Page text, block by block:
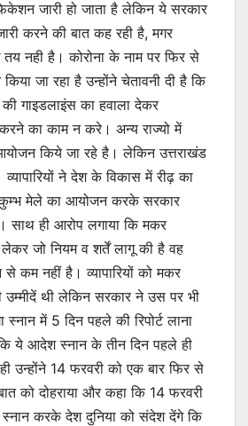
जारी हो जाता है लेकिन ये सरकार
करने की बात कह रही है, मगर
तय नही है। कोरोना के नाम पर फिर से
किया जा रहा है उन्होंने चेतावनी दी है कि
गाइडलाइंस का हवाला देकर
करने का काम न करे। अन्य राज्यो में
किये जा रहे है। लेकिन उत्तराखंड
व्यापारियों ने देश के विकास में रीढ़ का
कुम्भ मेले का आयोजन करके सरकार
साथ ही आरोप लगाया कि मकर
जो नियम व शर्तें लागू की है वह
कम नहीं है। व्यापारियों को मकर
उम्मीदें थी लेकिन सरकार ने उस पर भी
स्नान में 5 दिन पहले की रिपोर्ट लाना
ये आदेश स्नान के तीन दिन पहले ही
उन्होंने 14 फरवरी को एक बार फिर से
को दोहराया और कहा कि 14 फरवरी
स्नान करके देश दुनिया को संदेश देंगे कि